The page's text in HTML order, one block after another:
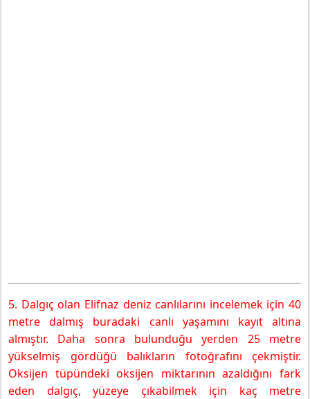
5. Dalgıç olan Elifnaz deniz canlılarını incelemek için 40
metre dalmış buradaki canlı yaşamını kayıt altına
almıştır. Daha sonra bulunduğu yerden 25 metre
yükselmiş gördüğü balıkların fotoğrafını çekmiştir.
Oksijen tüpündeki oksijen miktarının azaldığını fark
eden dalgıç, yüzeye çıkabilmek için kaç metre